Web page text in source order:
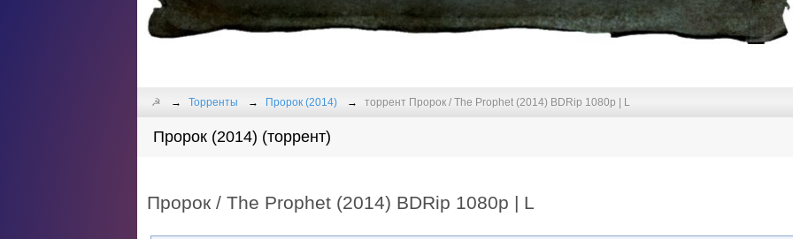
☭ Торренты Пророк (2014) торрент Пророк / The Prophet (2014) BDRip 1080p | L
Пророк (2014) (торрент)
Пророк / The Prophet (2014) BDRip 1080p | L